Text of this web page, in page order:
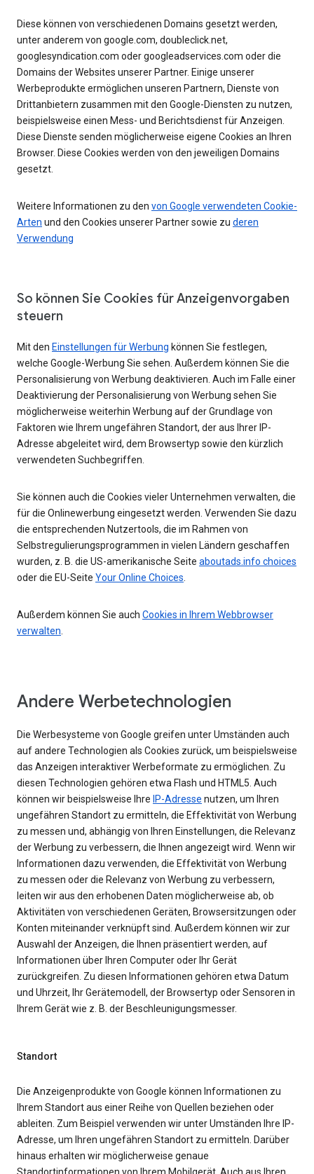
Diese können von verschiedenen Domains gesetzt werden,
unter anderem von google.com, doubleclick.net,
googlesyndication.com oder googleadservices.com oder die
Domains der Websites unserer Partner. Einige unserer
Werbeprodukte ermöglichen unseren Partnern, Dienste von
Drittanbietern zusammen mit den Google-Diensten zu nutzen,
beispielsweise einen Mess- und Berichtsdienst für Anzeigen.
Diese Dienste senden möglicherweise eigene Cookies an Ihren
Browser. Diese Cookies werden von den jeweiligen Domains
gesetzt.
Weitere Informationen zu den von Google verwendeten Cookie-
Arten und den Cookies unserer Partner sowie zu deren
Verwendung
So können Sie Cookies für Anzeigenvorgaben
steuern
Mit den Einstellungen für Werbung können Sie festlegen,
welche Google-Werbung Sie sehen. Außerdem können Sie die
Personalisierung von Werbung deaktivieren. Auch im Falle einer
Deaktivierung der Personalisierung von Werbung sehen Sie
möglicherweise weiterhin Werbung auf der Grundlage von
Faktoren wie Ihrem ungefähren Standort, der aus Ihrer IP-
Adresse abgeleitet wird, dem Browsertyp sowie den kürzlich
verwendeten Suchbegriffen.
Sie können auch die Cookies vieler Unternehmen verwalten, die
für die Onlinewerbung eingesetzt werden. Verwenden Sie dazu
die entsprechenden Nutzertools, die im Rahmen von
Selbstregulierungsprogrammen in vielen Ländern geschaffen
wurden, z. B. die US-amerikanische Seite aboutads.info choices
oder die EU-Seite Your Online Choices.
Außerdem können Sie auch Cookies in Ihrem Webbrowser
verwalten.
Andere Werbetechnologien
Die Werbesysteme von Google greifen unter Umständen auch
auf andere Technologien als Cookies zurück, um beispielsweise
das Anzeigen interaktiver Werbeformate zu ermöglichen. Zu
diesen Technologien gehören etwa Flash und HTML5. Auch
können wir beispielsweise Ihre IP-Adresse nutzen, um Ihren
ungefähren Standort zu ermitteln, die Effektivität von Werbung
zu messen und, abhängig von Ihren Einstellungen, die Relevanz
der Werbung zu verbessern, die Ihnen angezeigt wird. Wenn wir
Informationen dazu verwenden, die Effektivität von Werbung
zu messen oder die Relevanz von Werbung zu verbessern,
leiten wir aus den erhobenen Daten möglicherweise ab, ob
Aktivitäten von verschiedenen Geräten, Browsersitzungen oder
Konten miteinander verknüpft sind. Außerdem können wir zur
Auswahl der Anzeigen, die Ihnen präsentiert werden, auf
Informationen über Ihren Computer oder Ihr Gerät
zurückgreifen. Zu diesen Informationen gehören etwa Datum
und Uhrzeit, Ihr Gerätemodell, der Browsertyp oder Sensoren in
Ihrem Gerät wie z. B. der Beschleunigungsmesser.
Standort
Die Anzeigenprodukte von Google können Informationen zu
Ihrem Standort aus einer Reihe von Quellen beziehen oder
ableiten. Zum Beispiel verwenden wir unter Umständen Ihre IP-
Adresse, um Ihren ungefähren Standort zu ermitteln. Darüber
hinaus erhalten wir möglicherweise genaue